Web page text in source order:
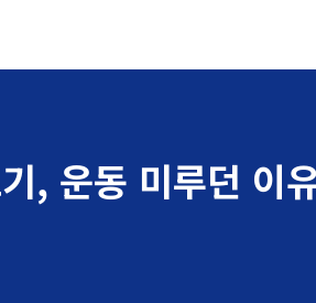
, 운동 미루던 이